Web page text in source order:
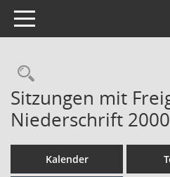
Toggle navigation
Rechercheauswahl
Sitzungen mit
Niederschrift 2000
Kalender